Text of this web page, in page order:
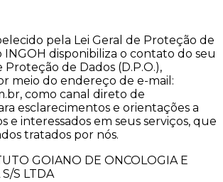
pela Lei Geral de Proteção de
INGOH disponibiliza o contato do seu
de Dados (D.P.O.),
meio do endereço de e-mail:
como canal direto de
esclarecimentos e orientações a
e interessados em seus serviços, que
tratados por nós.
GOIANO DE ONCOLOGIA E
S LTDA